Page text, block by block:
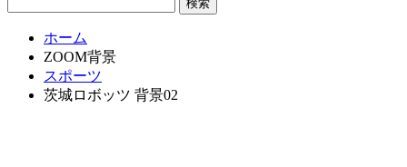
ホーム
ZOOM背景
スポーツ
茨城ロボッツ 背景02